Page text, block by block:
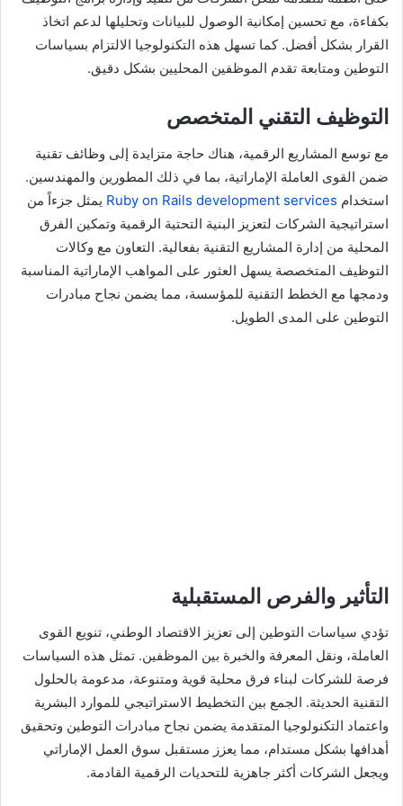
بكفاءة، مع تحسين إمكانية الوصول للبيانات وتحليلها لدعم اتخاذ
القرار بشكل أفضل. كما تسهل هذه التكنولوجيا الالتزام بسياسات
التوطين ومتابعة تقدم الموظفين المحليين بشكل دقيق.
التوظيف التقني المتخصص
مع توسع المشاريع الرقمية، هناك حاجة متزايدة إلى وظائف تقنية
ضمن القوى العاملة الإماراتية، بما في ذلك المطورين والمهندسين.
استخدام
يمثل جزءاً من
استراتيجية الشركات لتعزيز البنية التحتية الرقمية وتمكين الفرق
المحلية من إدارة المشاريع التقنية بفعالية. التعاون مع وكالات
التوظيف المتخصصة يسهل العثور على المواهب الإماراتية المناسبة
ودمجها مع الخطط التقنية للمؤسسة، مما يضمن نجاح مبادرات
التوطين على المدى الطويل.
التأثير والفرص المستقبلية
تؤدي سياسات التوطين إلى تعزيز الاقتصاد الوطني، تنويع القوى
العاملة، ونقل المعرفة والخبرة بين الموظفين. تمثل هذه السياسات
فرصة للشركات لبناء فرق محلية قوية ومتنوعة، مدعومة بالحلول
التقنية الحديثة. الجمع بين التخطيط الاستراتيجي للموارد البشرية
واعتماد التكنولوجيا المتقدمة يضمن نجاح مبادرات التوطين وتحقيق
أهدافها بشكل مستدام، مما يعزز مستقبل سوق العمل الإماراتي
ويجعل الشركات أكثر جاهزية للتحديات الرقمية القادمة.